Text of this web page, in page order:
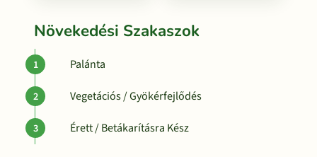
Növekedési Szakaszok
Palánta
Vegetációs / Gyökérfejlődés
Érett / Betákarításra Kész